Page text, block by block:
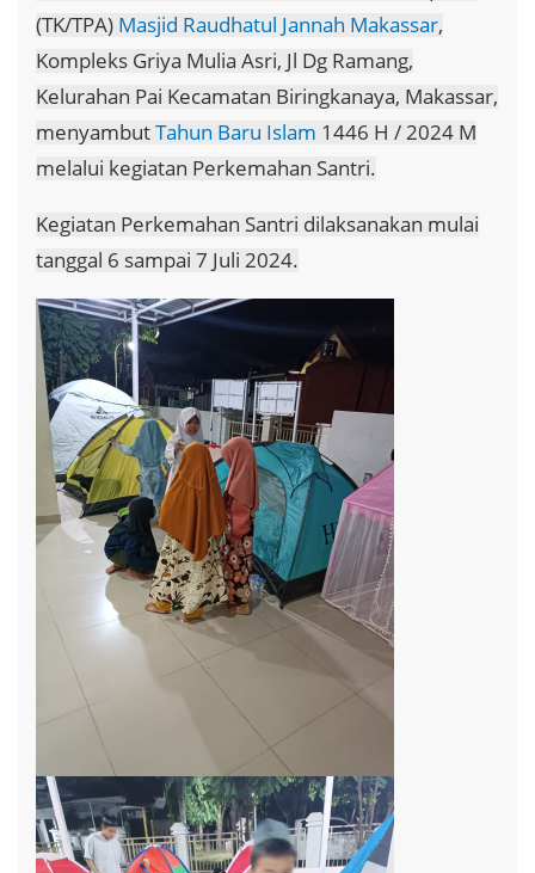
(TK/TPA) Masjid Raudhatul Jannah Makassar,
Kompleks Griya Mulia Asri, Jl Dg Ramang,
Kelurahan Pai Kecamatan Biringkanaya, Makassar,
menyambutTahun Baru Islam 1446 H / 2024 M
melalui kegiatan Perkemahan Santri.
Kegiatan Perkemahan Santri dilaksanakan mulai
tanggal 6 sampai 7 Juli 2024.